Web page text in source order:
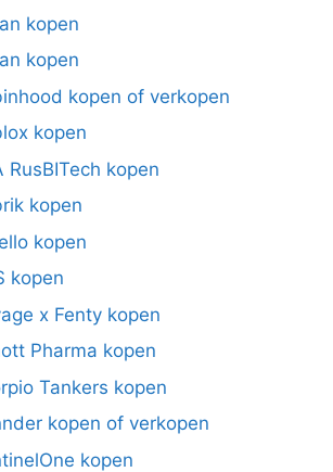
kopen
kopen
kopen of verkopen
kopen
RusBITech kopen
kopen
kopen
kopen
x Fenty kopen
Pharma kopen
Tankers kopen
kopen of verkopen
kopen